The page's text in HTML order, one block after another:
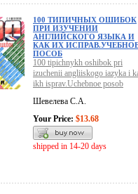
100 ТИПИЧНЫХ ОШИБОК
ПРИ ИЗУЧЕНИИ
АНГЛИЙСКОГО ЯЗЫКА И
КАК ИХ
ПОСОБ
100 tipichnykh oshibok pri
izuchenii angliiskogo iazyka i
ikh isprav.Uchebnoe posob
Шевелева С.А.
Your Price: $13.68
shipped in 14-20 days